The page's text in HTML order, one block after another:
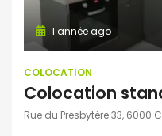
1 année ago
COLOCATION
Colocation
Rue du Presbytère 33, 6000